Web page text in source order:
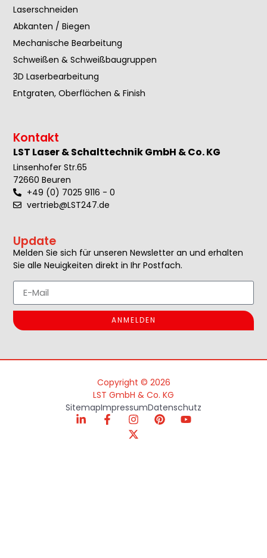
Laserschneiden
Abkanten / Biegen
Mechanische Bearbeitung
Schweißen & Schweißbaugruppen
3D Laserbearbeitung
Entgraten, Oberflächen & Finish
Kontakt
LST Laser & Schalttechnik GmbH & Co. KG
Linsenhofer Str.65
72660 Beuren
+49 (0) 7025 9116 - 0
vertrieb@LST247.de
Update
Melden Sie sich für unseren Newsletter an und erhalten
Sie alle Neuigkeiten direkt in Ihr Postfach.
ANMELDEN
Copyright © 2026
LST GmbH & Co. KG
SitemapImpressumDatenschutz